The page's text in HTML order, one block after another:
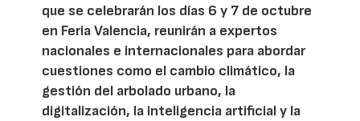
que se celebrarán los días 6 y 7 de octubre
en Feria Valencia, reunirán a expertos
nacionales e internacionales para abordar
cuestiones como el cambio climático, la
gestión del arbolado urbano, la
digitalización, la inteligencia artificial y la